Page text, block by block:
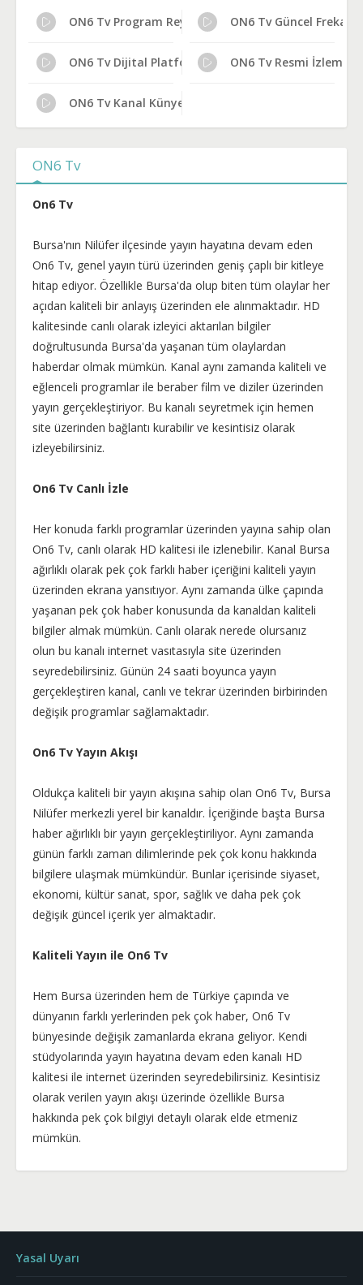
ON6 Tv Program Reytingleri ON6 Tv Güncel Frekans
ON6 Tv Dijital Platform Kanal NoON6 Tv Resmi İzleme
ON6 Tv Kanal Künyesi
ON6 Tv
On6 Tv
Bursa'nın Nilüfer ilçesinde yayın hayatına devam eden
On6 Tv, genel yayın türü üzerinden geniş çaplı bir kitleye
hitap ediyor. Özellikle Bursa'da olup biten tüm olaylar her
açıdan kaliteli bir anlayış üzerinden ele alınmaktadır. HD
kalitesinde canlı olarak izleyici aktarılan bilgiler
doğrultusunda Bursa'da yaşanan tüm olaylardan
haberdar olmak mümkün. Kanal aynı zamanda kaliteli ve
eğlenceli programlar ile beraber film ve diziler üzerinden
yayın gerçekleştiriyor. Bu kanalı seyretmek için hemen
site üzerinden bağlantı kurabilir ve kesintisiz olarak
izleyebilirsiniz.
On6 Tv Canlı İzle
Her konuda farklı programlar üzerinden yayına sahip olan
On6 Tv, canlı olarak HD kalitesi ile izlenebilir. Kanal Bursa
ağırlıklı olarak pek çok farklı haber içeriğini kaliteli yayın
üzerinden ekrana yansıtıyor. Aynı zamanda ülke çapında
yaşanan pek çok haber konusunda da kanaldan kaliteli
bilgiler almak mümkün. Canlı olarak nerede olursanız
olun bu kanalı internet vasıtasıyla site üzerinden
seyredebilirsiniz. Günün 24 saati boyunca yayın
gerçekleştiren kanal, canlı ve tekrar üzerinden birbirinden
değişik programlar sağlamaktadır.
On6 Tv Yayın Akışı
Oldukça kaliteli bir yayın akışına sahip olan On6 Tv, Bursa
Nilüfer merkezli yerel bir kanaldır. İçeriğinde başta Bursa
haber ağırlıklı bir yayın gerçekleştiriliyor. Aynı zamanda
günün farklı zaman dilimlerinde pek çok konu hakkında
bilgilere ulaşmak mümkündür. Bunlar içerisinde siyaset,
ekonomi, kültür sanat, spor, sağlık ve daha pek çok
değişik güncel içerik yer almaktadır.
Kaliteli Yayın ile On6 Tv
Hem Bursa üzerinden hem de Türkiye çapında ve
dünyanın farklı yerlerinden pek çok haber, On6 Tv
bünyesinde değişik zamanlarda ekrana geliyor. Kendi
stüdyolarında yayın hayatına devam eden kanalı HD
kalitesi ile internet üzerinden seyredebilirsiniz. Kesintisiz
olarak verilen yayın akışı üzerinde özellikle Bursa
hakkında pek çok bilgiyi detaylı olarak elde etmeniz
mümkün.
Yasal Uyarı